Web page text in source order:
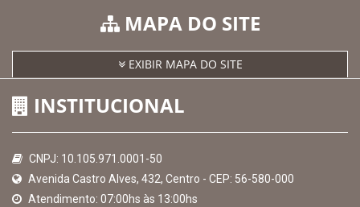
MAPA DO SITE
EXIBIR MAPA DO SITE
INSTITUCIONAL
CNPJ: 10.105.971.0001-50
Avenida Castro Alves, 432, Centro - CEP: 56-580-000
Atendimento: 07:00hs às 13:00hs